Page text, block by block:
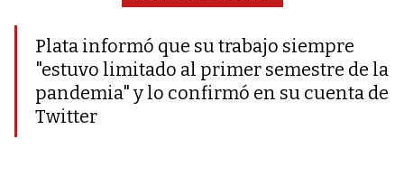
Plata informó que su trabajo siempre
"estuvo limitado al primer semestre de la
pandemia" y lo confirmó en su cuenta de
Twitter